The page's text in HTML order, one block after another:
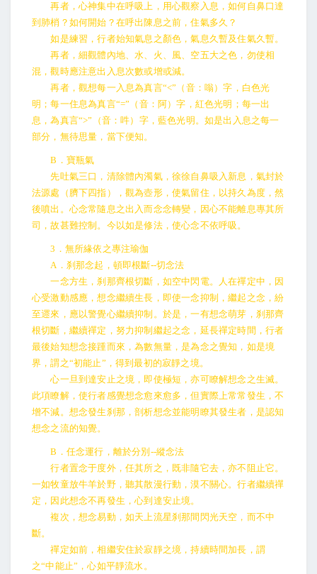
再者，心神集中在呼吸上，用心觀察入息，如何自鼻口達
到肺梢？如何開始？在呼出陳息之前，住氣多久？
如是練習，行者始知氣息之顏色，氣息久暫及住氣久暫。
再者，細觀體內地、水、火、風、空五大之色，勿使相
混，觀時應注意出入息次數或增或減。
再者，觀想每一入息為真言“<”（音：嗡）字，白色光
明；每一住息為真言“=”（音：阿）字，紅色光明；每一出
息，為真言“>”（音：吽）字，藍色光明。如是出入息之每一
部分，無待思量，當下便知。
B．寶瓶氣
先吐氣三口，清除體內濁氣，徐徐自鼻吸入新息，氣封於
法源處（臍下四指），觀為壺形，使氣留住，以持久為度，然
後噴出。心念常隨息之出入而念念轉變，因心不能離息專其所
司，故甚難控制。今以如是修法，使心念不依呼吸。
3．無所緣依之專注瑜伽
A．刹那念起，頓即根斷--切念法
一念方生，刹那齊根切斷，如空中閃電。人在禪定中，因
心受激動感應，想念繼續生長，即使一念抑制，繼起之念，紛
至遝來，應以警覺心繼續抑制。於是，一有想念萌芽，刹那齊
根切斷，繼續禪定，努力抑制繼起之念，延長禪定時間，行者
最後始知想念接踵而來，為數無量，是為念之覺知，如是境
界，謂之“初能止”，得到最初的寂靜之境。
心一旦到達安止之境，即使極短，亦可瞭解想念之生滅。
此項瞭解，使行者感覺想念愈來愈多，但實際上常常發生，不
增不減。想念發生刹那，剖析想念並能明瞭其發生者，是認知
想念之流的知覺。
B．任念運行，離於分別--縱念法
行者置念于度外，任其所之，既非隨它去，亦不阻止它。
一如牧童放牛羊於野，聽其散漫行動，漠不關心。行者繼續禪
定，因此想念不再發生，心到達安止境。
複次，想念易動，如天上流星刹那間閃光天空，而不中
斷。
禪定如前，相繼安住於寂靜之境，持續時間加長，謂
之“中能止”，心如平靜流水。